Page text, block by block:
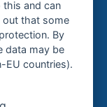
this and can
out that some
By
data may be
EU countries).